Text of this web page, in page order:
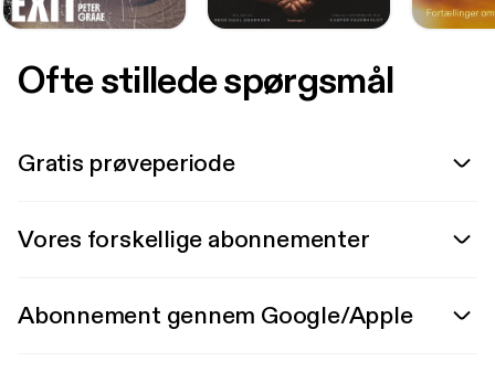
Ofte stillede spørgsmål
Gratis prøveperiode
Vores forskellige abonnementer
Abonnement gennem Google/Apple